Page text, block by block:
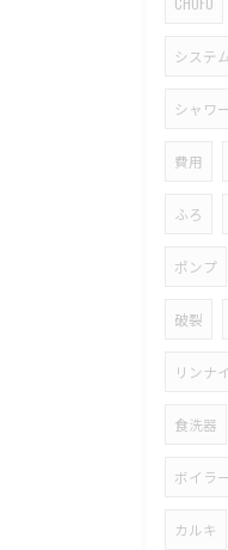
システ
シャワー
費用
ふろ
ポンプ
破裂
リンナイ
食洗器
ボイラー
カルキ